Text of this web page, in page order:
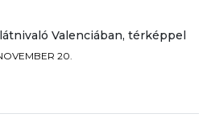
Valenciában, térképpel
20.